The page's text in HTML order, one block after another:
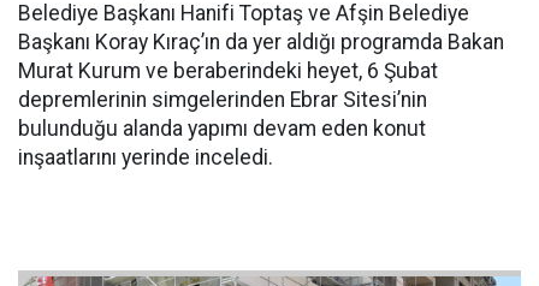
Belediye Başkanı Hanifi Toptaş ve Afşin Belediye
Başkanı Koray Kıraç’ın da yer aldığı programda Bakan
Murat Kurum ve beraberindeki heyet, 6 Şubat
depremlerinin simgelerinden Ebrar Sitesi’nin
bulunduğu alanda yapımı devam eden konut
inşaatlarını yerinde inceledi.